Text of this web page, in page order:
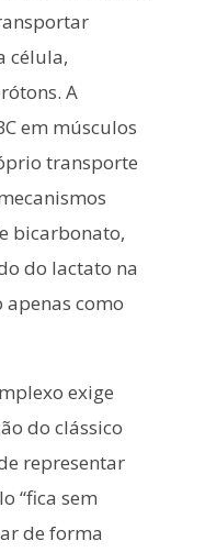
célula,
A
em músculos
transporte
bicarbonato,
do lactato na
apenas como
exige
do clássico
representar
“fica sem
de forma